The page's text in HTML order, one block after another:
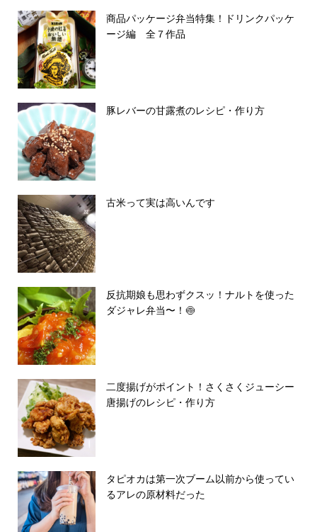
商品パッケージ弁当特集！ドリンクパッケ
ージ編 全７作品
豚レバーの甘露煮のレシピ・作り方
古米って実は高いんです
反抗期娘も思わずクスッ！ナルトを使った
ダジャレ弁当〜！🍥
二度揚げがポイント！さくさくジューシー
唐揚げのレシピ・作り方
タピオカは第一次ブーム以前から使ってい
るアレの原材料だった